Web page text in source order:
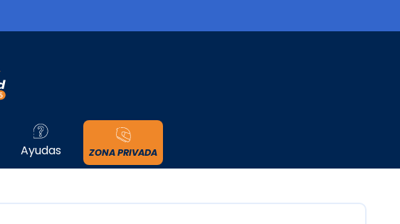
Ayudas ZONA PRIVADA